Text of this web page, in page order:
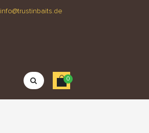
info@trustinbaits.de
0